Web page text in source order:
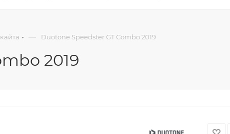
— Duotone Speedster GT Combo 2019
2019